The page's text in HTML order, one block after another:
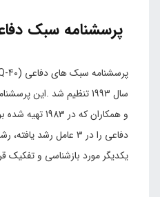
پرسشنامه سبک
سال 1993 تنظیم شد .این
دفاعی را در 3 عامل رشد
یکدیگر مورد بازشناسی و تفکیک